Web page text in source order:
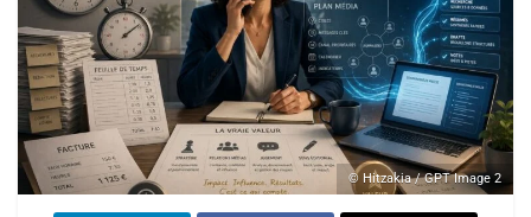
© Hitzakia / GPT Image 2